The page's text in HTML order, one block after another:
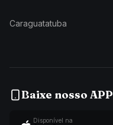
Caraguatatuba
Baixe nosso APP
Disponível na